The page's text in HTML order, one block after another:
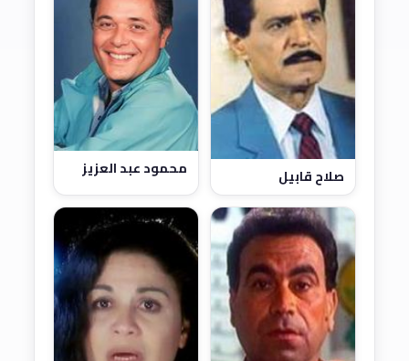
صلاح قابيل محمود عبد العزيز